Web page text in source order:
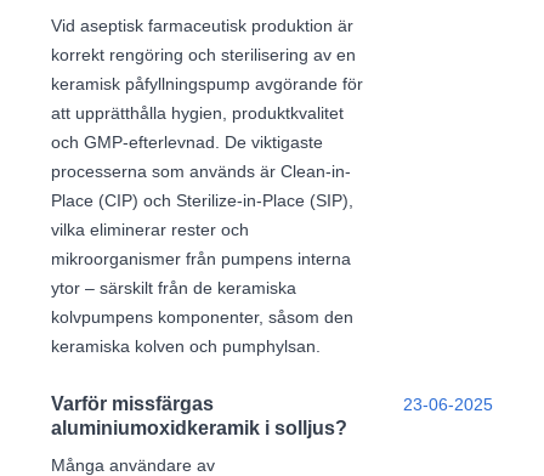
Vid aseptisk farmaceutisk produktion är
korrekt rengöring och sterilisering av en
keramisk påfyllningspump avgörande för
att upprätthålla hygien, produktkvalitet
och GMP-efterlevnad. De viktigaste
processerna som används är Clean-in-
Place (CIP) och Sterilize-in-Place (SIP),
vilka eliminerar rester och
mikroorganismer från pumpens interna
ytor – särskilt från de keramiska
kolvpumpens komponenter, såsom den
keramiska kolven och pumphylsan.
Varför missfärgas
aluminiumoxidkeramik i solljus?
Många användare av
23-06-2025